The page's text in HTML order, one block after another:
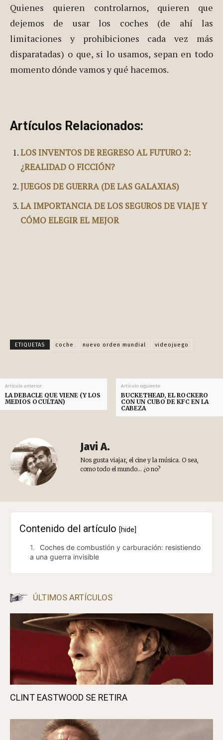
Quienes quieren controlarnos, quieren que
dejemos de usar los coches (de ahí las
limitaciones y prohibiciones cada vez más
disparatadas) o que, si lo usamos, sepan en todo
momento dónde vamos y qué hacemos.
Artículos Relacionados:
LOS INVENTOS DE REGRESO AL FUTURO 2:
¿REALIDAD O FICCIÓN?
JUEGOS DE GUERRA (DE LAS GALAXIAS)
LA IMPORTANCIA DE LOS SEGUROS DE VIAJE Y
CÓMO ELEGIR EL MEJOR
ETIQUETAS coche nuevo orden mundial videojuego
Artículo anterior
LA DEBACLE QUE VIENE (Y LOS
MEDIOS OCULTAN)
Artículo siguiente
BUCKETHEAD, EL ROCKERO
CON UN CUBO DE KFC EN LA
CABEZA
Javi A.
Nos gusta viajar, el cine y la música. O sea,
como todo el mundo... ¿o no?
Contenido del artículo [hide]
Coches de combustión y carburación: resistiendo
a una guerra invisible
ÚLTIMOS ARTÍCULOS
CLINT EASTWOOD SE RETIRA